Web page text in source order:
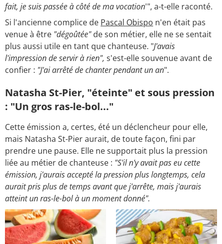
fait, je suis passée à côté de ma vocation'", a-t-elle raconté.
Si l'ancienne complice de Pascal Obispo n'en était pas
venue à être "dégoûtée"de son métier, elle ne se sentait
plus aussi utile en tant que chanteuse. "J'avais
l'impression de servir à rien", s'est-elle souvenue avant de
confier : "J'ai arrêté de chanter pendant un an".
Natasha St-Pier, "éteinte" et sous pression
: "Un gros ras-le-bol..."
Cette émission a, certes, été un déclencheur pour elle,
mais Natasha St-Pier aurait, de toute façon, fini par
prendre une pause. Elle ne supportait plus la pression
liée au métier de chanteuse : "S'il n'y avait pas eu cette
émission, j'aurais accepté la pression plus longtemps, cela
aurait pris plus de temps avant que j'arrête, mais j'aurais
atteint un ras-le-bol à un moment donné".